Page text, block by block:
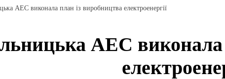
АЕС виконала план із виробництва електроенергії
АЕС виконала